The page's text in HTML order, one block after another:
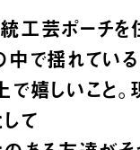
工芸ポーチを
で揺れている
嬉しいこと。
て